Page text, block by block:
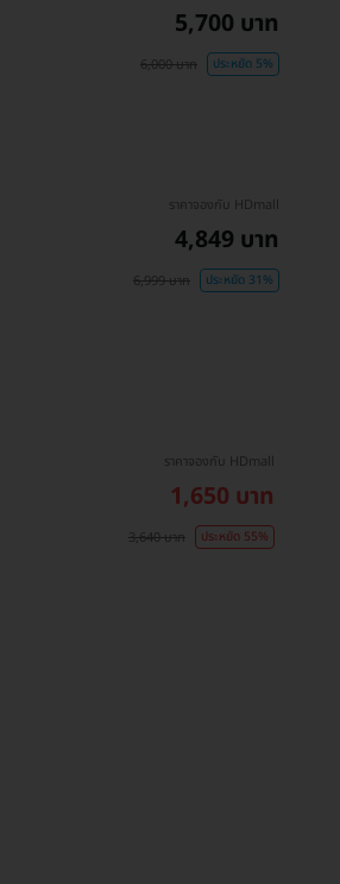
5,700 บาท
6,000 บาท ประหยัด 5%
ราคาจองกับ HDmall
4,849 บาท
6,999 บาท ประหยัด 31%
ราคาจองกับ HDmall
1,650 บาท
3,640 บาท ประหยัด 55%